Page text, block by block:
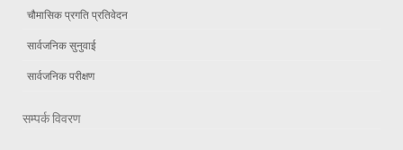
चौमासिक प्रगति प्रतिवेदन
सार्वजनिक सुनुवाई
सार्वजनिक परीक्षण
सम्पर्क विवरण